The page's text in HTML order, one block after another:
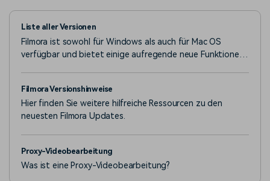
Liste aller Versionen
Filmora ist sowohl für Windows als auch für Mac OS
verfügbar und bietet einige aufregende neue Funktionen
Filmora Versionshinweise
Hier finden Sie weitere hilfreiche Ressourcen zu den
neuesten Filmora Updates.
Proxy-Videobearbeitung
Was ist eine Proxy-Videobearbeitung?